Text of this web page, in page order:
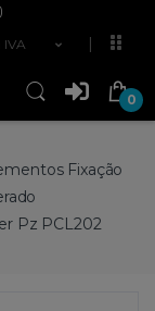
IVA
0
Fixação
Pz PCL202